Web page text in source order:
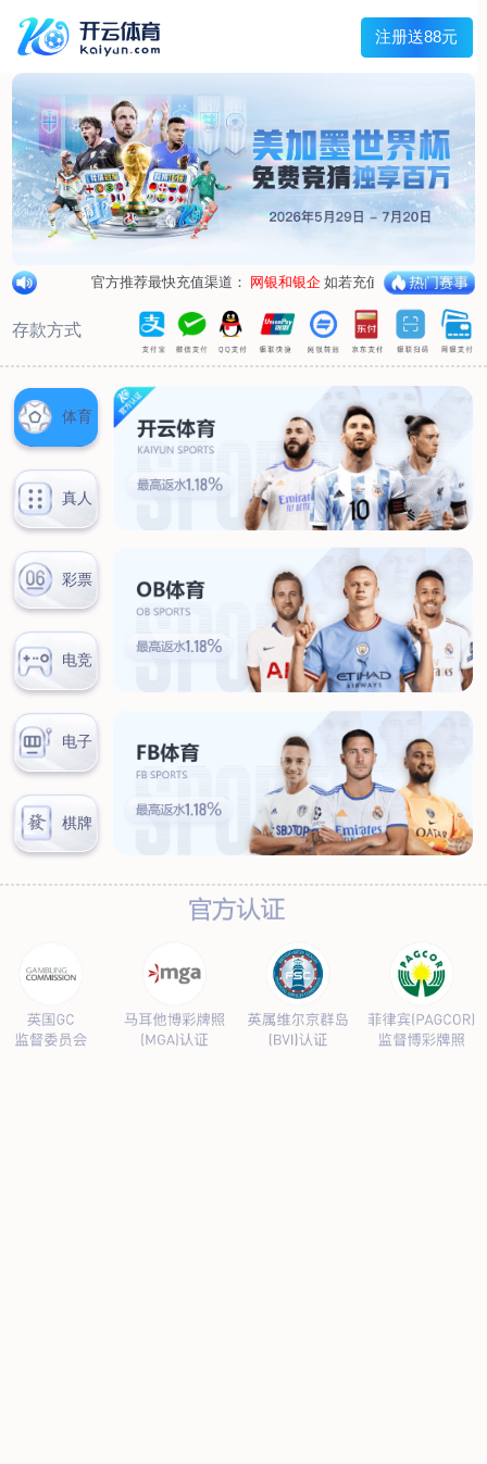
首页
关于我们
荣誉资质
合作伙伴
产品中心
烤箱纸
蜡纸
防油纸
糖果包装纸
汉堡包装纸
包肉纸
吸油纸
新闻展示
公司新闻
行业资讯
联系我们
联系方式
客户留言
扫码咨询